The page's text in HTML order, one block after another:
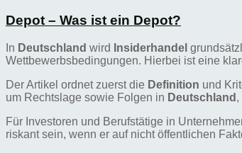
Depot – Was ist ein Depot?
In Deutschland wird Insiderhandel
Wettbewerbsbedingungen. Hierbei ist eine
Der Artikel ordnet zuerst die Definition und
um Rechtslage sowie Folgen in Deutschland ,
Für Investoren und Berufstätige in
riskant sein, wenn er auf nicht öffentlichen